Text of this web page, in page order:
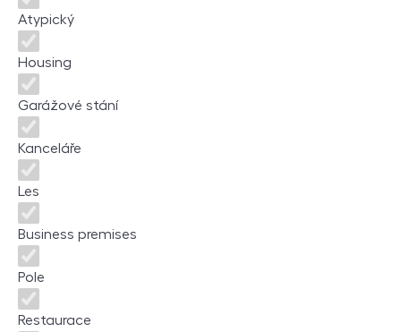
Atypický
Housing
Garážové stání
Kanceláře
Les
Business premises
Pole
Restaurace